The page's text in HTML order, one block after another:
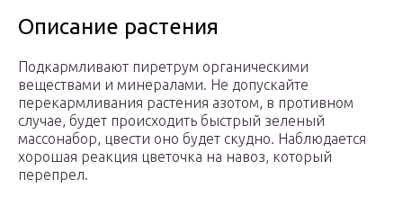
Описание растения
Подкармливают пиретрум органическими
веществами и минералами. Не допускайте
перекармливания растения азотом, в противном
случае, будет происходить быстрый зеленый
массонабор, цвести оно будет скудно. Наблюдается
хорошая реакция цветочка на навоз, который
перепрел.